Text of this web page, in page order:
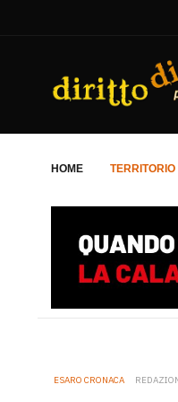
HOME TERRITORIO
ESARO CRONACA